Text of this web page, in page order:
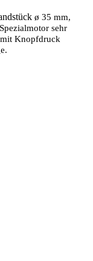
ø 35 mm,
sehr
Knopfdruck